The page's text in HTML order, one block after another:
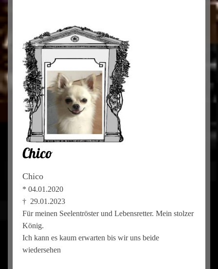
Chico
Chico
* 04.01.2020
† 29.01.2023
Für meinen Seelentröster und Lebensretter. Mein stolzer
König.
Ich kann es kaum erwarten bis wir uns beide
wiedersehen